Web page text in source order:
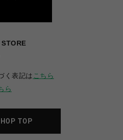
く表記は こちら
ら
TOP